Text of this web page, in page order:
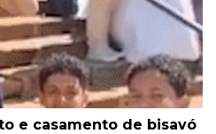
e casamento de bisavó